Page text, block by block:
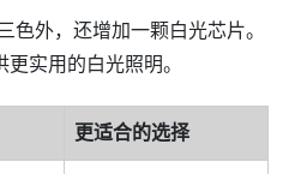
色外，还增加一颗白光芯片。
实用的白光照明。
更适合的选择